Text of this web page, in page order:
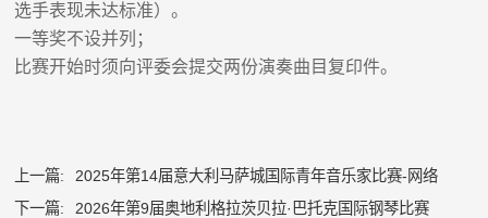
选手表现未达标准）。
一等奖不设并列；
比赛开始时须向评委会提交两份演奏曲目复印件。
上一篇:
2025年第14届意大利马萨城国际青年音乐家比赛-网络
下一篇:
2026年第9届奥地利格拉茨贝拉·巴托克国际钢琴比赛